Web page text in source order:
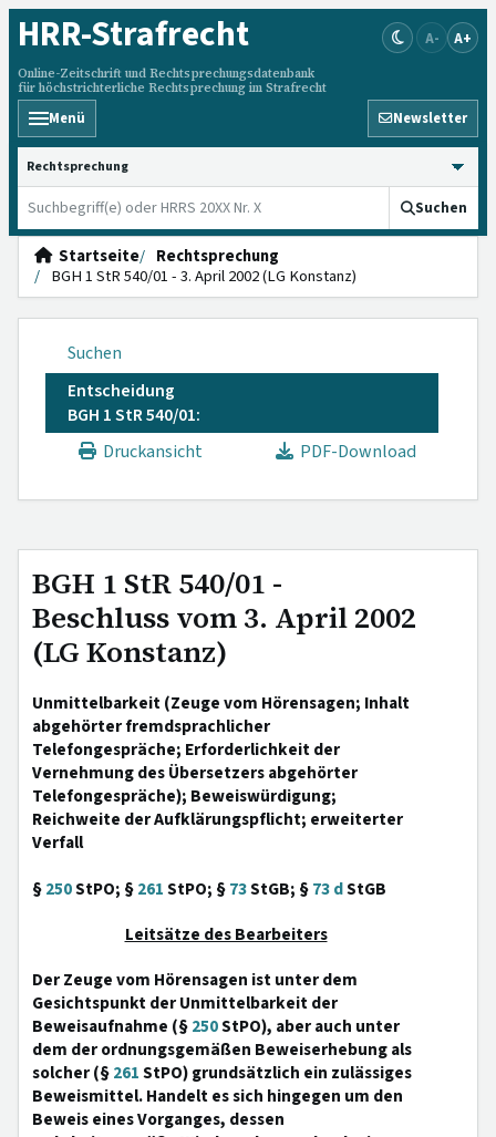
HRR-Strafrecht
Online-Zeitschrift und Rechtsprechungsdatenbank
für höchstrichterliche Rechtsprechung im Strafrecht
A- A+
Menü Newsletter
HRRS durchsuchen
Suchen
Startseite
Rechtsprechung
BGH 1 StR 540/01 - 3. April 2002 (LG Konstanz)
Suchen
Entscheidung
BGH 1 StR 540/01:
Druckansicht
PDF-Download
BGH 1 StR 540/01 -
Beschluss vom 3. April 2002
(LG Konstanz)
Unmittelbarkeit (Zeuge vom Hörensagen; Inhalt
abgehörter fremdsprachlicher
Telefongespräche; Erforderlichkeit der
Vernehmung des Übersetzers abgehörter
Telefongespräche); Beweiswürdigung;
Reichweite der Aufklärungspflicht; erweiterter
Verfall
§250StPO; §261StPO; §73StGB; §73 dStGB
Leitsätze des Bearbeiters
Der Zeuge vom Hörensagen ist unter dem
Gesichtspunkt der Unmittelbarkeit der
Beweisaufnahme (§250StPO), aber auch unter
dem der ordnungsgemäßen Beweiserhebung als
solcher (§261StPO) grundsätzlich ein zulässiges
Beweismittel. Handelt es sich hingegen um den
Beweis eines Vorganges, dessen